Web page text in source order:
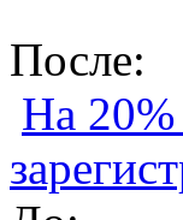
После:
На 20%